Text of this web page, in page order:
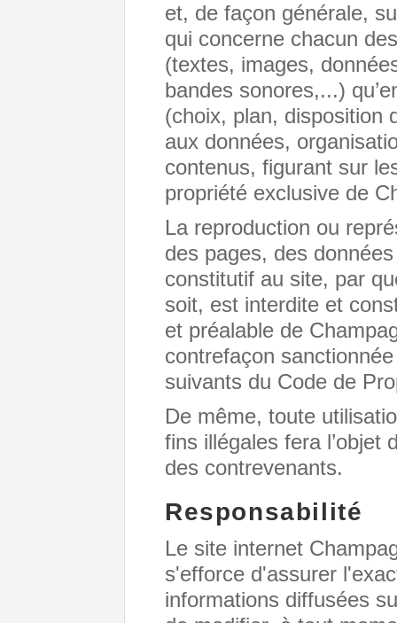
et, de façon générale,
qui concerne chacun
(textes, images,
bandes sonores,...)
(choix, plan, disposition
aux données,
contenus, figurant sur
propriété exclusive de
La reproduction ou
des pages, des
constitutif au site, par
soit, est interdite et
et préalable de
contrefaçon
suivants du Code de
De même, toute
fins illégales fera l’objet
des contrevenants.
Responsabilité
Le site internet
s'efforce d'assurer
informations diffusées